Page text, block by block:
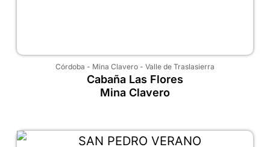
Córdoba - Mina Clavero - Valle de Traslasierra
Cabaña Las Flores
Mina Clavero